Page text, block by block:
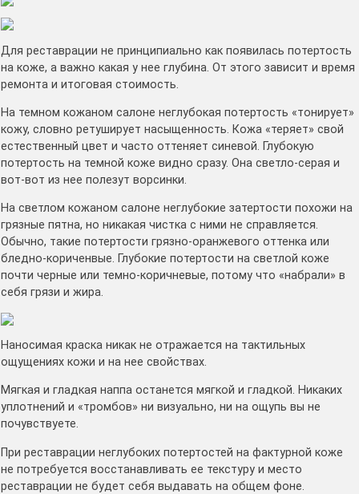
Для реставрации не принципиально как появилась потертость
на коже, а важно какая у нее глубина. От этого зависит и время
ремонта и итоговая стоимость.
На темном кожаном салоне неглубокая потертость «тонирует»
кожу, словно ретуширует насыщенность. Кожа «теряет» свой
естественный цвет и часто оттеняет синевой. Глубокую
потертость на темной коже видно сразу. Она светло-серая и
вот-вот из нее полезут ворсинки.
На светлом кожаном салоне неглубокие затертости похожи на
грязные пятна, но никакая чистка с ними не справляется.
Обычно, такие потертости грязно-оранжевого оттенка или
бледно-кориченвые. Глубокие потертости на светлой коже
почти черные или темно-коричневые, потому что «набрали» в
себя грязи и жира.
Наносимая краска никак не отражается на тактильных
ощущениях кожи и на нее свойствах.
Мягкая и гладкая наппа останется мягкой и гладкой. Никаких
уплотнений и «тромбов» ни визуально, ни на ощупь вы не
почувствуете.
При реставрации неглубоких потертостей на фактурной коже
не потребуется восстанавливать ее текстуру и место
реставрации не будет себя выдавать на общем фоне.